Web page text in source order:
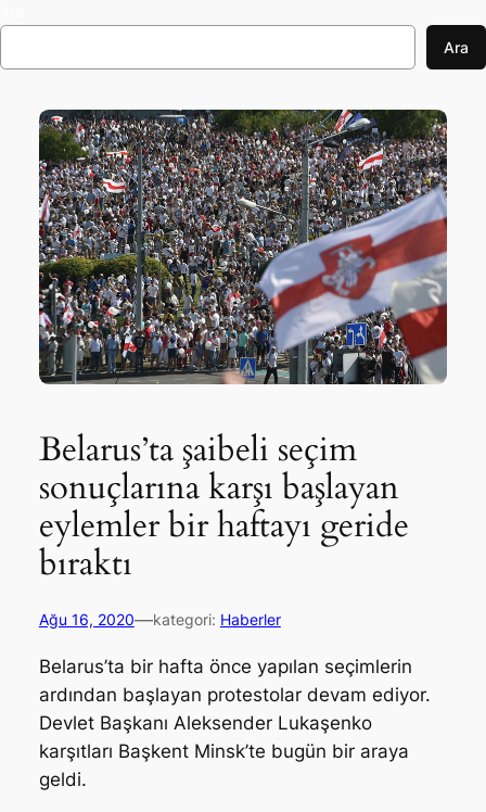
Ara
Belarus’ta şaibeli seçim
sonuçlarına karşı başlayan
eylemler bir haftayı geride
bıraktı
Ağu 16, 2020—kategori: Haberler
Belarus’ta bir hafta önce yapılan seçimlerin
ardından başlayan protestolar devam ediyor.
Devlet Başkanı Aleksender Lukaşenko
karşıtları Başkent Minsk’te bugün bir araya
geldi.